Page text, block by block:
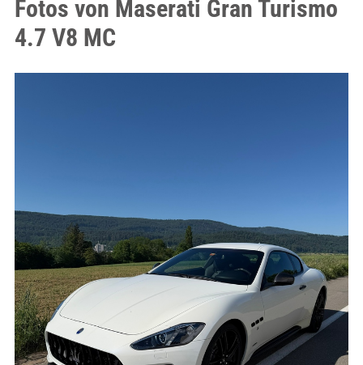
Fotos von Maserati Gran Turismo
4.7 V8 MC